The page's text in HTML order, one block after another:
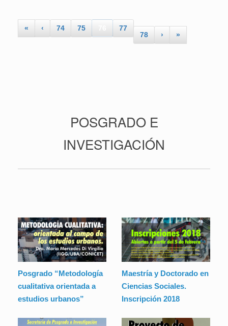
« ‹ 74 75
77
78
› »
POSGRADO E
INVESTIGACIÓN
Posgrado “Metodología
cualitativa orientada a
estudios urbanos”
Maestría y Doctorado en
Ciencias Sociales.
Inscripción 2018